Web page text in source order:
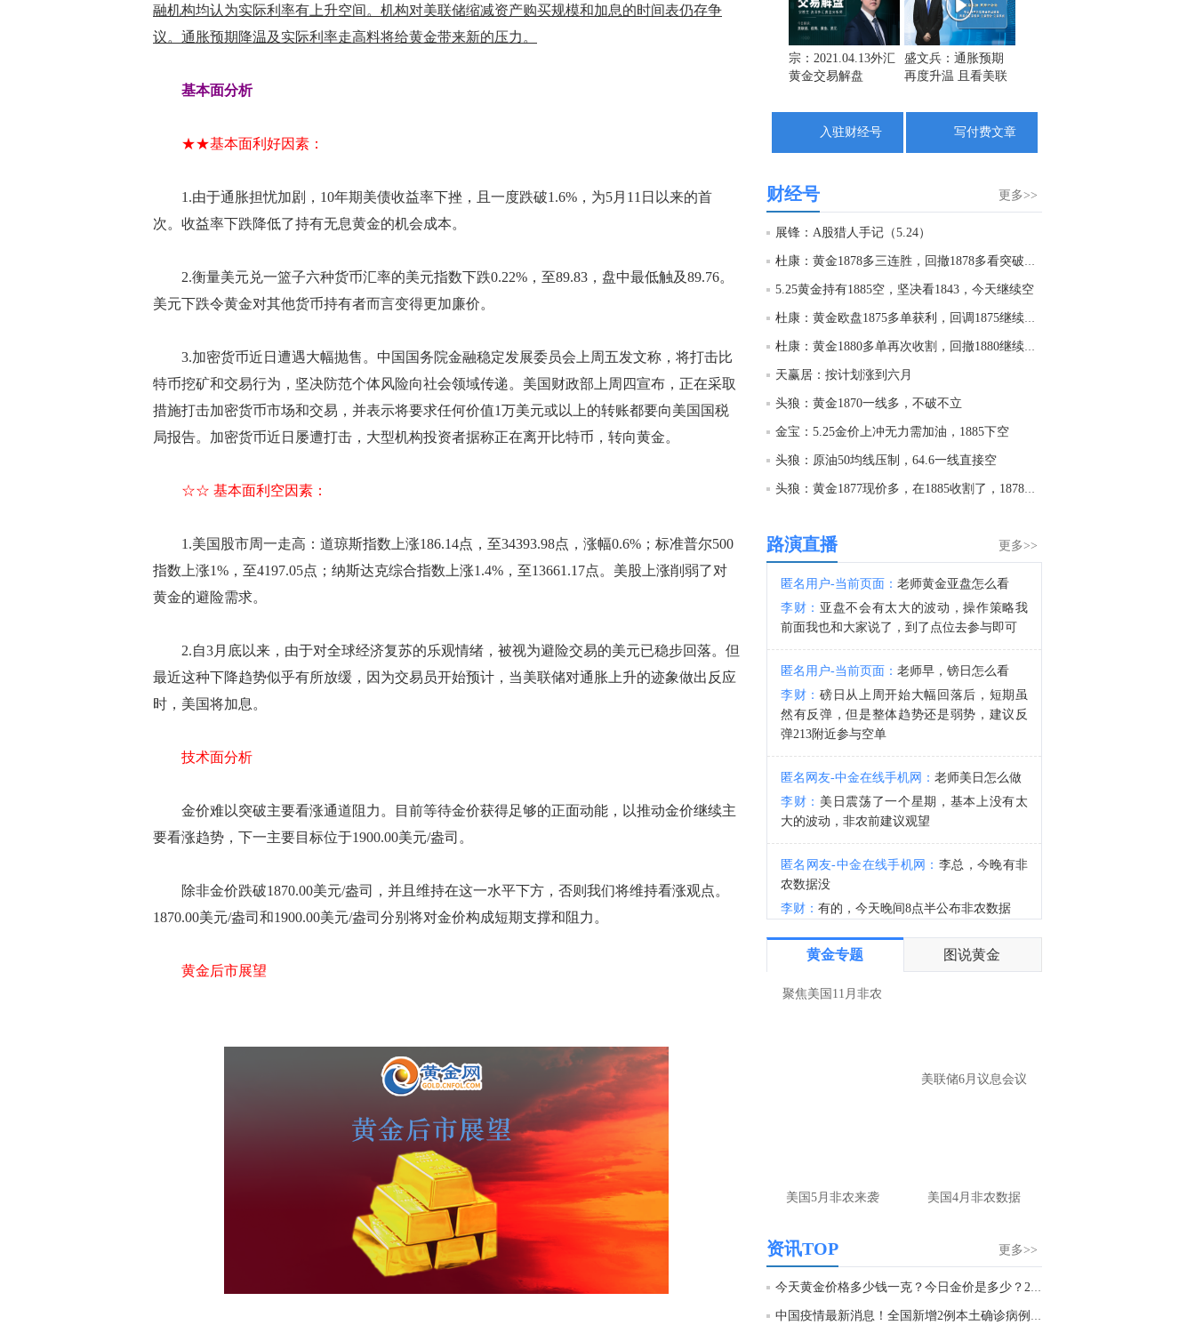
融机构均认为实际利率有上升空间。机构对美联储缩减资产购买规模和加息的时间表仍存争
议。通胀预期降温及实际利率走高料将给黄金带来新的压力。
基本面分析
★★基本面利好因素：
1.由于通胀担忧加剧，10年期美债收益率下挫，且一度跌破1.6%，为5月11日以来的首
次。收益率下跌降低了持有无息黄金的机会成本。
2.衡量美元兑一篮子六种货币汇率的美元指数下跌0.22%，至89.83，盘中最低触及89.76。
美元下跌令黄金对其他货币持有者而言变得更加廉价。
3.加密货币近日遭遇大幅抛售。中国国务院金融稳定发展委员会上周五发文称，将打击比
特币挖矿和交易行为，坚决防范个体风险向社会领域传递。美国财政部上周四宣布，正在采取
措施打击加密货币市场和交易，并表示将要求任何价值1万美元或以上的转账都要向美国国税
局报告。加密货币近日屡遭打击，大型机构投资者据称正在离开比特币，转向黄金。
☆☆ 基本面利空因素：
1.美国股市周一走高：道琼斯指数上涨186.14点，至34393.98点，涨幅0.6%；标准普尔500
指数上涨1%，至4197.05点；纳斯达克综合指数上涨1.4%，至13661.17点。美股上涨削弱了对
黄金的避险需求。
2.自3月底以来，由于对全球经济复苏的乐观情绪，被视为避险交易的美元已稳步回落。但
最近这种下降趋势似乎有所放缓，因为交易员开始预计，当美联储对通胀上升的迹象做出反应
时，美国将加息。
技术面分析
金价难以突破主要看涨通道阻力。目前等待金价获得足够的正面动能，以推动金价继续主
要看涨趋势，下一主要目标位于1900.00美元/盎司。
除非金价跌破1870.00美元/盎司，并且维持在这一水平下方，否则我们将维持看涨观点。
1870.00美元/盎司和1900.00美元/盎司分别将对金价构成短期支撑和阻力。
黄金后市展望
15:20:06
市场消息：美国正在将部分空中加油机从本·古里安机场迁移，以腾出空间缓解旅游旺季对商业民航运输的压力。
15:09:25
15:08:03
宗：2021.04.13外汇
黄金交易解盘
盛文兵：通胀预期
再度升温 且看美联
入驻财经号
写付费文章
更多>>
财经号
展锋：A股猎人手记（5.24）
杜康：黄金1878多三连胜，回撤1878多看突破区间！
5.25黄金持有1885空，坚决看1843，今天继续空
杜康：黄金欧盘1875多单获利，回调1875继续做多！
杜康：黄金1880多单再次收割，回撤1880继续进多！
天赢居：按计划涨到六月
头狼：黄金1870一线多，不破不立
金宝：5.25金价上冲无力需加油，1885下空
头狼：原油50均线压制，64.6一线直接空
头狼：黄金1877现价多，在1885收割了，1878继续多
更多>>
路演直播
匿名用户-当前页面： 老师黄金亚盘怎么看
李财： 亚盘不会有太大的波动，操作策略我
前面我也和大家说了，到了点位去参与即可
匿名用户-当前页面： 老师早，镑日怎么看
李财： 磅日从上周开始大幅回落后，短期虽
然有反弹，但是整体趋势还是弱势，建议反
弹213附近参与空单
匿名网友-中金在线手机网： 老师美日怎么做
李财： 美日震荡了一个星期，基本上没有太
大的波动，非农前建议观望
匿名网友-中金在线手机网： 李总，今晚有非
农数据没
李财： 有的，今天晚间8点半公布非农数据
匿名网友-中金在线手机网：
谢谢老师
有任何问题均可以提出来交流的，早
间确实没有太大的波动
前布局，回踩4220-4225附近多，防守4205，
李财： 上方做空位置在79.5附近可以参与，多
匿名网友-中金在线手机网：
原油哪里做多？
李财：原油当前大的趋势还是弱势，下方关
键支撑在76附近，多单在这个位置附近再去
黄金专题 图说黄金
聚焦美国11月非农
美联储6月议息会议
美国5月非农来袭 美国4月非农数据
更多>>
资讯TOP
今天黄金价格多少钱一克？今日金价是多少？2021...
中国疫情最新消息！全国新增2例本土确诊病例、...